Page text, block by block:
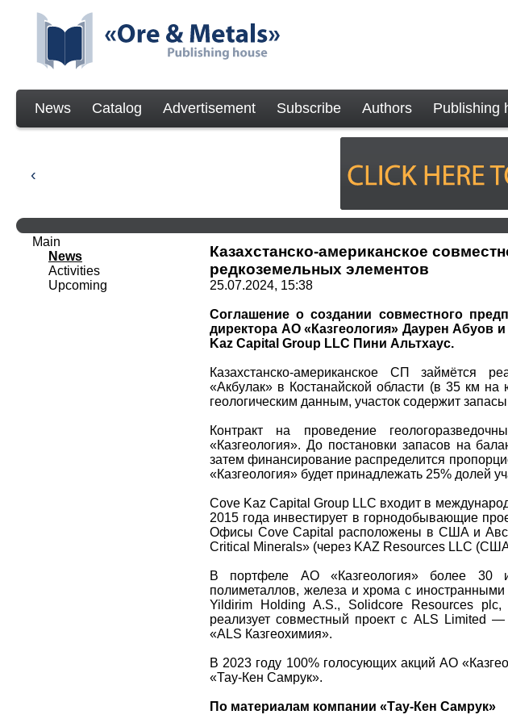
News Catalog Advertisement Subscribe Authors Publishing
Казахстанско-американское
редкоземельных элементов
25.07.2024, 15:38
Соглашение о создании совместного
директора АО «Казгеология» Даурен Абуов
Kaz Capital Group LLC Пини Альтхаус.
Казахстанско-американское СП займётся
«Акбулак» в Костанайской области (в 35 км на
геологическим данным, участок содержит
Контракт на проведение
«Казгеология». До постановки запасов на
затем финансирование распределится
«Казгеология» будет принадлежать 25% долей
Сove Kaz Capital Group LLC входит в
2015 года инвестирует в горнодобывающие
Офисы Cove Capital расположены в США и
Critical Minerals» (через KAZ Resources LLC
В портфеле АО «Казгеология» более 30
полиметаллов, железа и хрома с иностранными
Yildirim Holding A.S., Solidcore Resources
реализует совместный проект с ALS Limited
«ALS Казгеохимия».
В 2023 году 100% голосующих акций АО
«Тау-Кен Самрук».
По материалам компании «Тау-Кен Самрук»
Main
News
Activities
Upcoming